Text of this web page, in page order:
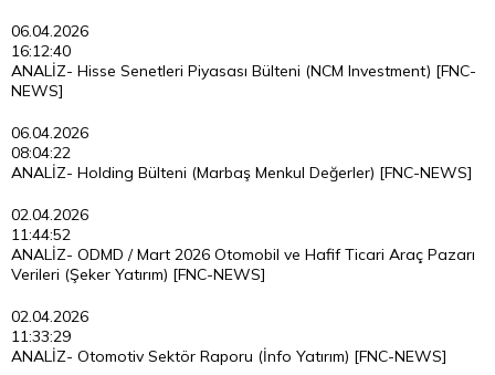
06.04.2026
16:12:40
ANALİZ- Hisse Senetleri Piyasası Bülteni (NCM Investment) [FNC-
NEWS]
06.04.2026
08:04:22
ANALİZ- Holding Bülteni (Marbaş Menkul Değerler) [FNC-NEWS]
02.04.2026
11:44:52
ANALİZ- ODMD / Mart 2026 Otomobil ve Hafif Ticari Araç Pazarı
Verileri (Şeker Yatırım) [FNC-NEWS]
02.04.2026
11:33:29
ANALİZ- Otomotiv Sektör Raporu (İnfo Yatırım) [FNC-NEWS]